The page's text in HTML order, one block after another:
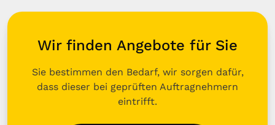
Wir finden Angebote für Sie
Sie bestimmen den Bedarf, wir sorgen dafür,
dass dieser bei geprüften Auftragnehmern
eintrifft.